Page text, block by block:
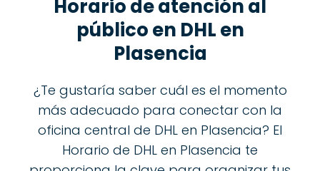
Horario de atención al
público en DHL en
Plasencia
¿Te gustaría saber cuál es el momento
más adecuado para conectar con la
oficina central de DHL en Plasencia? El
Horario de DHL en Plasencia te